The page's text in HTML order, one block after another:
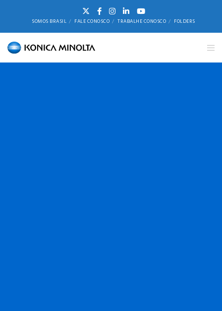
SOMOS BRASIL FALE CONOSCO TRABALHE CONOSCO FOLDERS